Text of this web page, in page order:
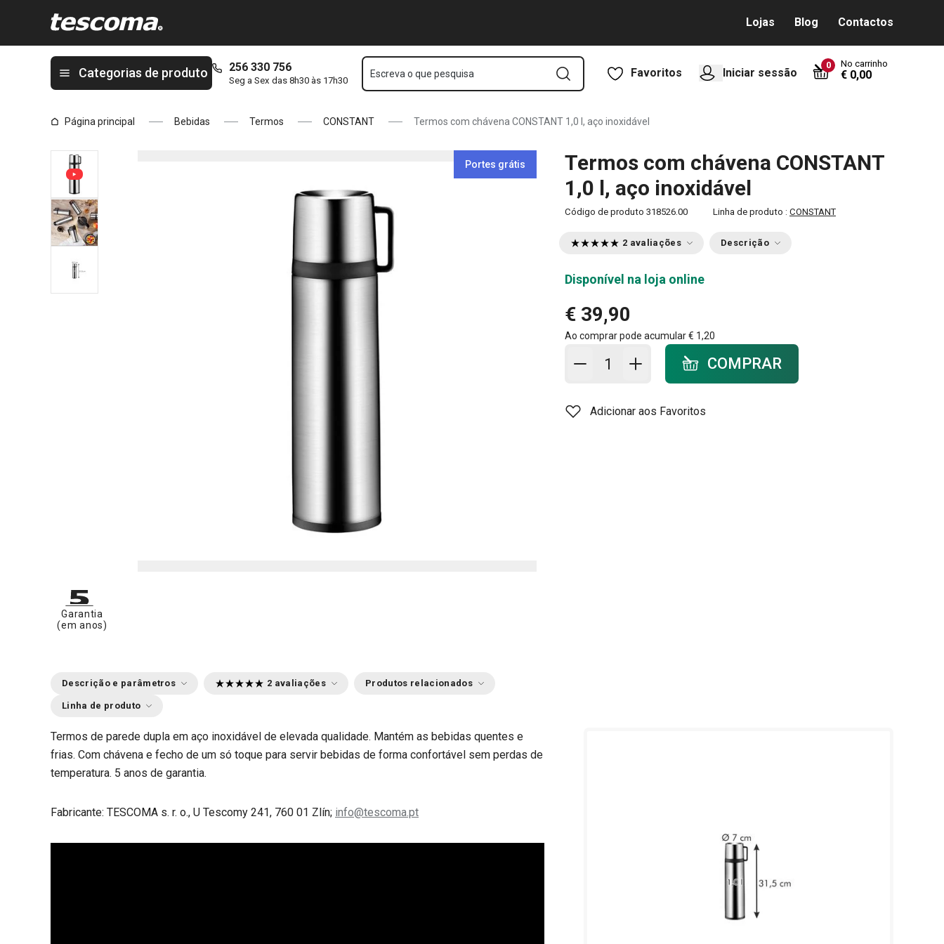
Lojas Blog Contactos
Categorias de produto 256 330 756
Seg a Sex das 8h30 às 17h30
Escreva o que pesquisa Favoritos Iniciar sessão
0 No carrinho
€ 0,00
Página principal Bebidas Termos CONSTANT Termos com chávena CONSTANT 1,0 l, aço inoxidável
Portes grátis
Termos com chávena CONSTANT
1,0 l, aço inoxidável
Código de produto 318526.00 Linha de produto : CONSTANT
2 avaliações Descrição
Disponível na loja online
€ 39,90
Ao comprar pode acumular€ 1,20
Adicionar ao carrinho - quantidade
COMPRAR
Adicionar aos Favoritos
Garantia
(em anos)
Descrição e parâmetros 2 avaliações Produtos relacionados
Linha de produto
Termos de parede dupla em aço inoxidável de elevada qualidade. Mantém as bebidas quentes e
frias. Com chávena e fecho de um só toque para servir bebidas de forma confortável sem perdas de
temperatura. 5 anos de garantia.
Fabricante: TESCOMA s. r. o., U Tescomy 241, 760 01 Zlín; info@tescoma.pt